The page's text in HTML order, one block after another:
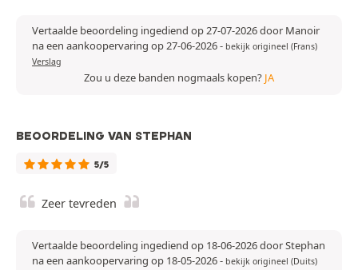
Vertaalde beoordeling ingediend op 27-07-2026 door Manoir
na een aankoopervaring op 27-06-2026- bekijk origineel (Frans)
Verslag
Zou u deze banden nogmaals kopen? JA
BEOORDELING VAN STEPHAN
5/5
Zeer tevreden
Vertaalde beoordeling ingediend op 18-06-2026 door Stephan
na een aankoopervaring op 18-05-2026- bekijk origineel (Duits)